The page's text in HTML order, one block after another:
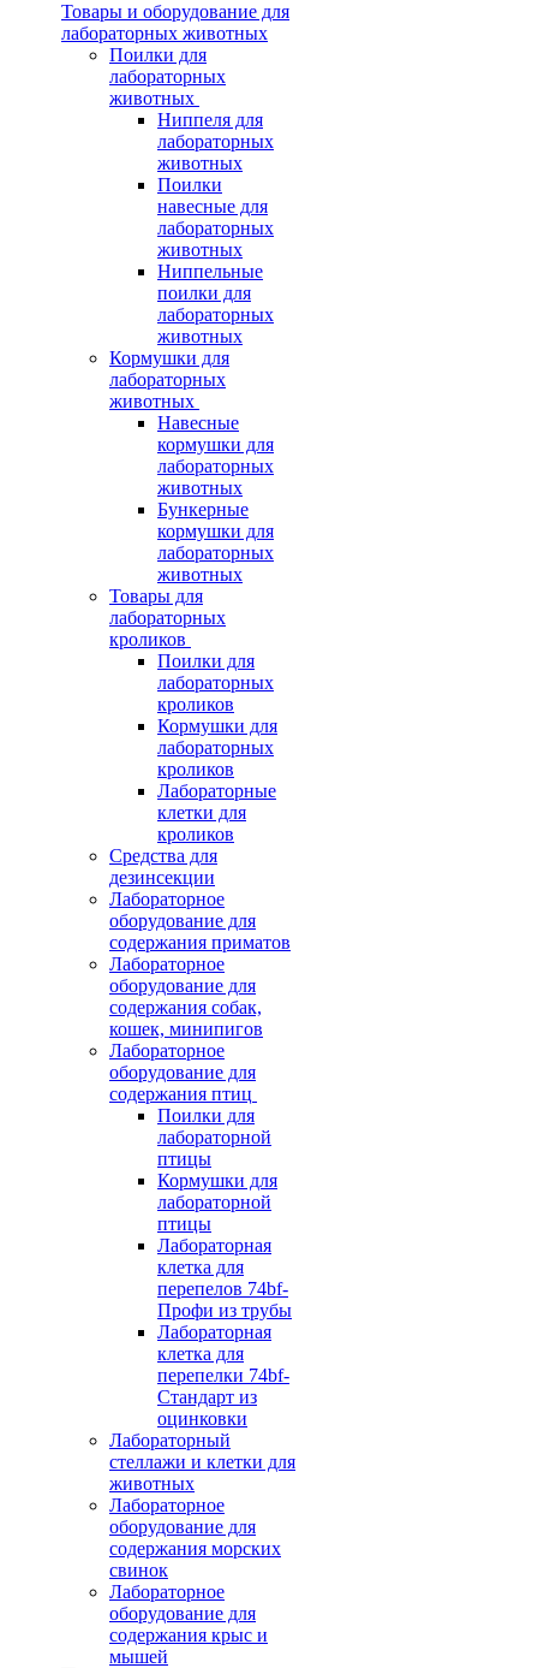
Товары и оборудование для
лабораторных животных
Поилки для
лабораторных
животных
Ниппеля для
лабораторных
животных
Поилки
навесные для
лабораторных
животных
Ниппельные
поилки для
лабораторных
животных
Кормушки для
лабораторных
животных
Навесные
кормушки для
лабораторных
животных
Бункерные
кормушки для
лабораторных
животных
Товары для
лабораторных
кроликов
Поилки для
лабораторных
кроликов
Кормушки для
лабораторных
кроликов
Лабораторные
клетки для
кроликов
Средства для
дезинсекции
Лабораторное
оборудование для
содержания приматов
Лабораторное
оборудование для
содержания собак,
кошек, минипигов
Лабораторное
оборудование для
содержания птиц
Поилки для
лабораторной
птицы
Кормушки для
лабораторной
птицы
Лабораторная
клетка для
перепелов 74bf-
Профи из трубы
Лабораторная
клетка для
перепелки 74bf-
Стандарт из
оцинковки
Лабораторный
стеллажи и клетки для
животных
Лабораторное
оборудование для
содержания морских
свинок
Лабораторное
оборудование для
содержания крыс и
мышей